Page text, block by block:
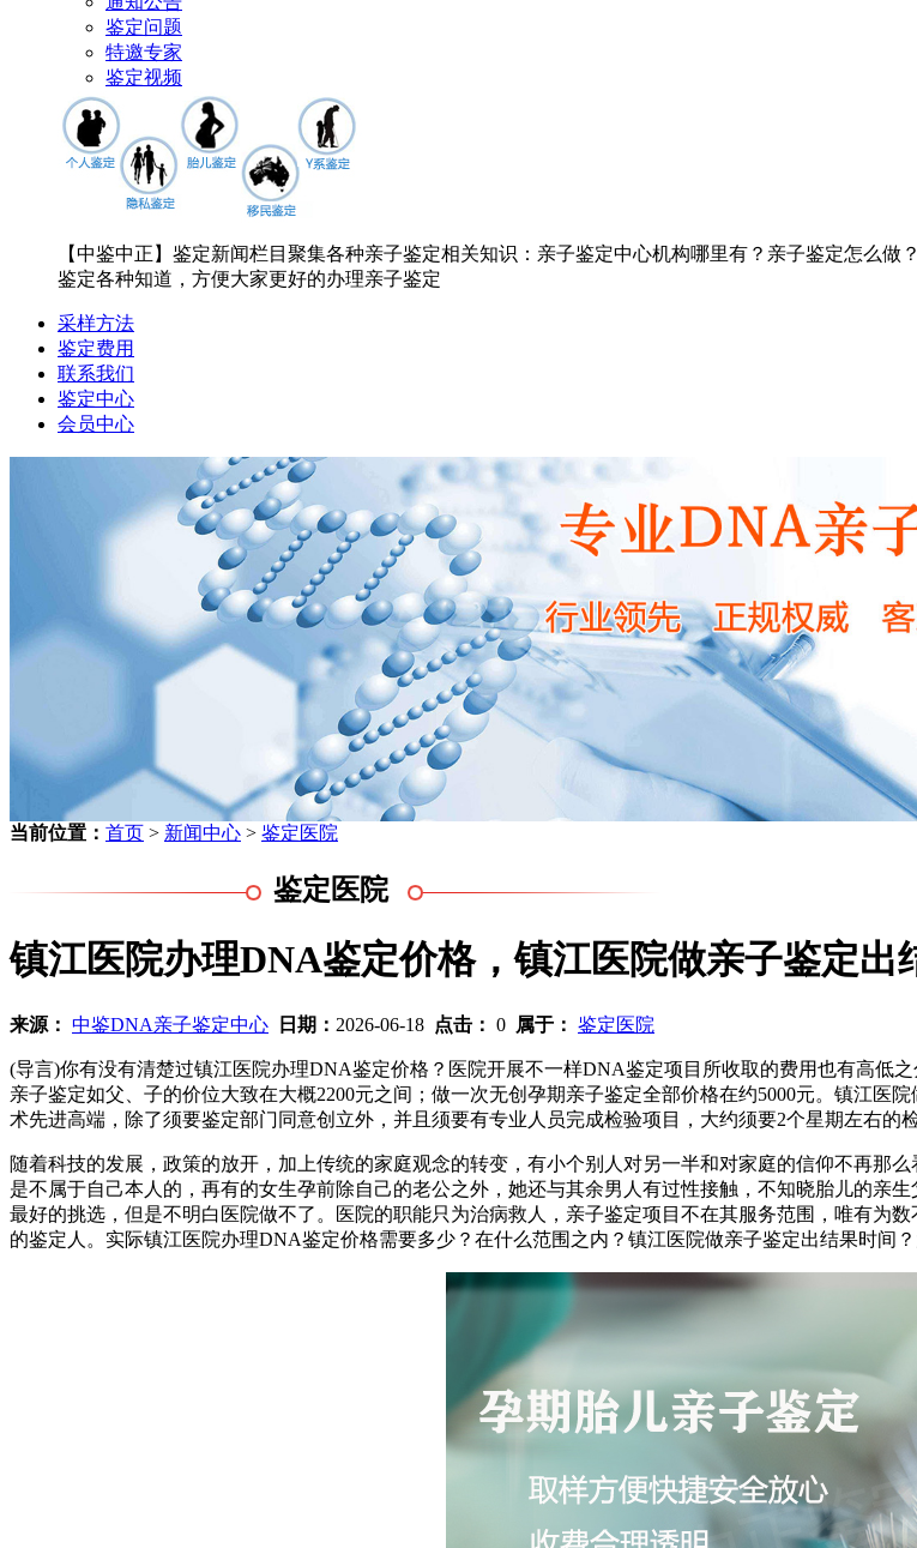
鉴定问题
特邀专家
鉴定视频
【中鉴中正】鉴定新闻栏目聚集各种亲子鉴定相关知识：亲子鉴定中心机构哪里有？亲子鉴定怎么
鉴定各种知道，方便大家更好的办理亲子鉴定
采样方法
鉴定费用
联系我们
鉴定中心
会员中心
当前位置： 首页 > 新闻中心 > 鉴定医院
鉴定医院
镇江医院办理DNA鉴定价格，镇江医院做亲子鉴定出
来源： 中鉴DNA亲子鉴定中心 日期： 2026-06-18 点击： 0 属于： 鉴定医院
(导言)你有没有清楚过镇江医院办理DNA鉴定价格？医院开展不一样DNA鉴定项目所收取的费用也有高低
亲子鉴定如父、子的价位大致在大概2200元之间；做一次无创孕期亲子鉴定全部价格在约5000元。镇江
术先进高端，除了须要鉴定部门同意创立外，并且须要有专业人员完成检验项目，大约须要2个星期左右的
随着科技的发展，政策的放开，加上传统的家庭观念的转变，有小个别人对另一半和对家庭的信仰不再那
是不属于自己本人的，再有的女生孕前除自己的老公之外，她还与其余男人有过性接触，不知晓胎儿的亲
最好的挑选，但是不明白医院做不了。医院的职能只为治病救人，亲子鉴定项目不在其服务范围，唯有为
的鉴定人。实际镇江医院办理DNA鉴定价格需要多少？在什么范围之内？镇江医院做亲子鉴定出结果时间